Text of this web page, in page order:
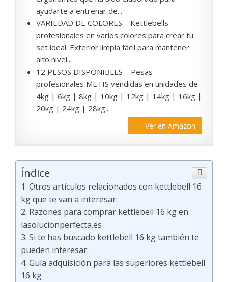
ayudarte a entrenar de...
VARIEDAD DE COLORES – Kettlebells
profesionales en varios colores para crear tu
set ideal. Exterior limpia fácil para mantener
alto nivel...
12 PESOS DISPONIBLES – Pesas
profesionales METIS vendidas en unidades de
4kg | 6kg | 8kg | 10kg | 12kg | 14kg | 16kg |
20kg | 24kg | 28kg...
Ver en Amazon
Índice
Otros artículos relacionados con kettlebell 16
kg que te van a interesar:
Razones para comprar kettlebell 16 kg en
lasolucionperfecta.es
Si te has buscado kettlebell 16 kg también te
pueden interesar:
Guía adquisición para las superiores kettlebell
16 kg